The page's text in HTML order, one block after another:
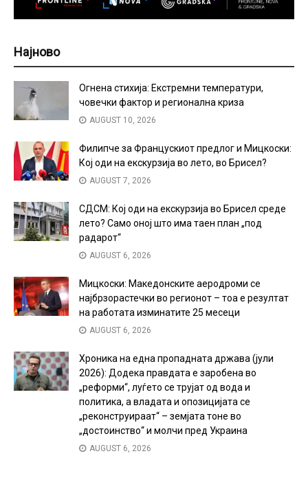
Најново
Огнена стихија: Екстремни температури,
човечки фактор и регионална криза
AUGUST 10, 2026
Филипче за Францускиот предлог и Мицкоски:
Кој оди на екскурзија во лето, во Брисел?
AUGUST 7, 2026
СДСМ: Кој оди на екскурзија во Брисел среде
лето? Само оној што има таен план „под
радарот“
AUGUST 6, 2026
Мицкоски: Македонските аеродроми се
најбрзорастечки во регионот – тоа е резултат
на работата изминатите 25 месеци
AUGUST 6, 2026
Хроника на една пропадната држава (јули
2026): Додека правдата е заробена во
„реформи“, луѓето се трујат од вода и
политика, а владата и опозицијата се
„реконструираат“ – земјата тоне во
„достоинство“ и молчи пред Украина
AUGUST 6, 2026